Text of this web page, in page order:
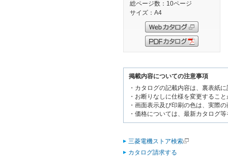
総ページ数：10ページ
サイズ：A4
掲載内容についての注意事項
・カタログの記載内容は、裏表紙
・お断りなしに仕様を変更するこ
・画面表示及び印刷の色は、実際
・価格については、最新カタログ
三菱電機ストア検索
カタログ請求する